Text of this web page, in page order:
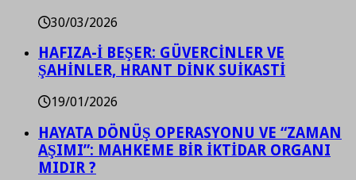
30/03/2026
HAFIZA-İ BEŞER: GÜVERCİNLER VE
ŞAHİNLER, HRANT DİNK SUİKASTİ
19/01/2026
HAYATA DÖNÜŞ OPERASYONU VE “ZAMAN
AŞIMI”: MAHKEME BİR İKTİDAR ORGANI
MIDIR ?